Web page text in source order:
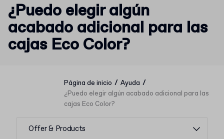
¿Puedo elegir algún
acabado adicional para las
cajas Eco Color?
Página de inicio / Ayuda /
¿Puedo elegir algún acabado adicional para las
cajas Eco Color?
Offer & Products